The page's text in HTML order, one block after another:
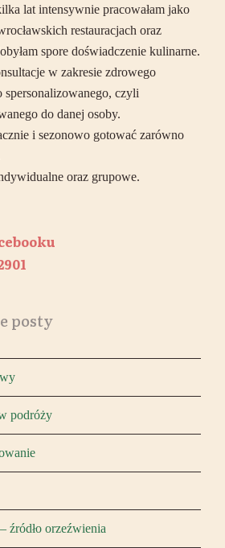
lat intensywnie pracowałam jako
restauracjach oraz
spore doświadczenie kulinarne.
w zakresie zdrowego
czyli
do danej osoby.
i sezonowo gotować zarówno
oraz grupowe.
posty
podróży
źródło orzeźwienia